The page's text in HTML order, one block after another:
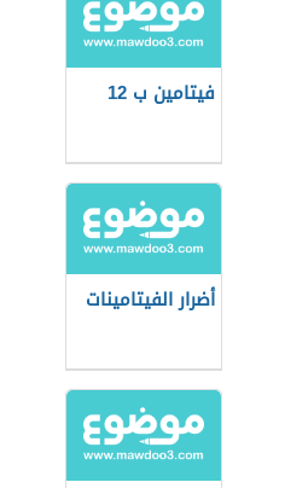
فيتامين ب 12
أضرار الفيتامينات